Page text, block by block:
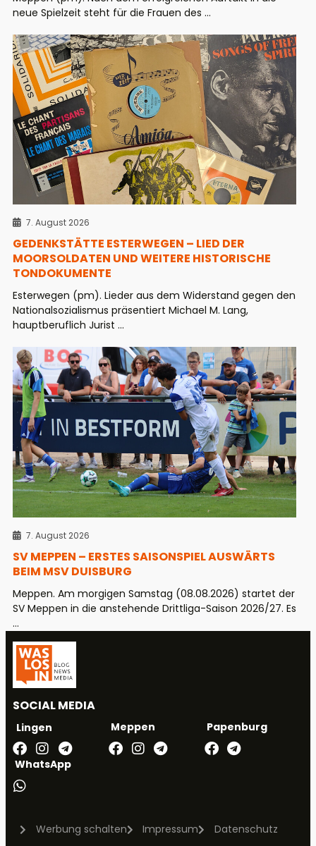
neue Spielzeit steht für die Frauen des ...
7. August 2026
GEDENKSTÄTTE ESTERWEGEN – LIED DER
MOORSOLDATEN UND WEITERE HISTORISCHE
TONDOKUMENTE
Esterwegen (pm). Lieder aus dem Widerstand gegen den
Nationalsozialismus präsentiert Michael M. Lang,
hauptberuflich Jurist ...
7. August 2026
SV MEPPEN – ERSTES SAISONSPIEL AUSWÄRTS
BEIM MSV DUISBURG
Meppen. Am morgigen Samstag (08.08.2026) startet der
SV Meppen in die anstehende Drittliga-Saison 2026/27. Es
...
SOCIAL MEDIA
Lingen Meppen Papenburg
WhatsApp
Werbung schalten Impressum
Datenschutz